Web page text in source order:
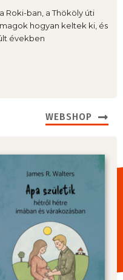
Roki-ban, a Thököly úti
hogyan keltek ki, és
években
WEBSHOP